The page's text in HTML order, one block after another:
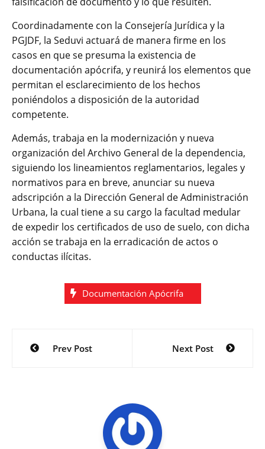
Coordinadamente con la Consejería Jurídica y la
PGJDF, la Seduvi actuará de manera firme en los
casos en que se presuma la existencia de
documentación apócrifa, y reunirá los elementos que
permitan el esclarecimiento de los hechos
poniéndolos a disposición de la autoridad
competente.
Además, trabaja en la modernización y nueva
organización del Archivo General de la dependencia,
siguiendo los lineamientos reglamentarios, legales y
normativos para en breve, anunciar su nueva
adscripción a la Dirección General de Administración
Urbana, la cual tiene a su cargo la facultad medular
de expedir los certificados de uso de suelo, con dicha
acción se trabaja en la erradicación de actos o
conductas ilícitas.
Documentación Apócrifa
Navegación
Prev Post Next Post